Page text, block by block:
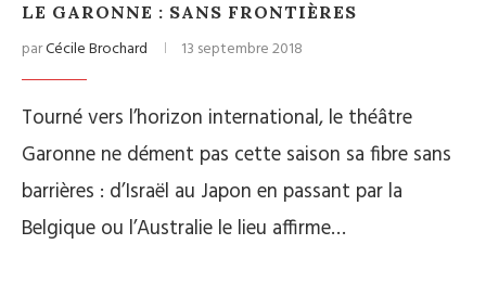
LE GARONNE : SANS FRONTIÈRES
parCécile Brochard 13 septembre 2018
Tourné vers l’horizon international, le théâtre
Garonne ne dément pas cette saison sa fibre sans
barrières : d’Israël au Japon en passant par la
Belgique ou l’Australie le lieu affirme…